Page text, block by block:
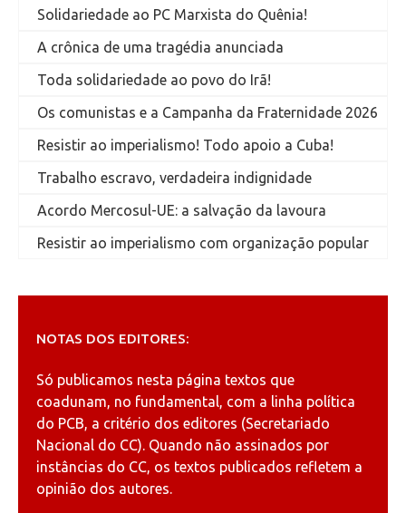
Solidariedade ao PC Marxista do Quênia!
A crônica de uma tragédia anunciada
Toda solidariedade ao povo do Irã!
Os comunistas e a Campanha da Fraternidade 2026
Resistir ao imperialismo! Todo apoio a Cuba!
Trabalho escravo, verdadeira indignidade
Acordo Mercosul-UE: a salvação da lavoura
Resistir ao imperialismo com organização popular
NOTAS DOS EDITORES:
Só publicamos nesta página textos que
coadunam, no fundamental, com a linha política
do PCB, a critério dos editores (Secretariado
Nacional do CC). Quando não assinados por
instâncias do CC, os textos publicados refletem a
opinião dos autores.